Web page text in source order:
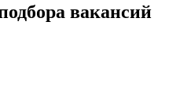
вакансий